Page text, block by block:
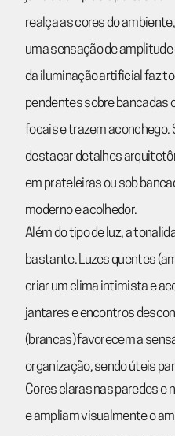
realça as cores do
uma sensação de
da iluminação artificial faz
pendentes sobre bancadas
focais e trazem aconchego.
destacar detalhes
em prateleiras ou sob
moderno e acolhedor.
Além do tipo de luz, a
bastante. Luzes quentes
criar um clima intimista e
jantares e encontros
(brancas) favorecem a
organização, sendo úteis
Cores claras nas paredes e
e ampliam visualmente o